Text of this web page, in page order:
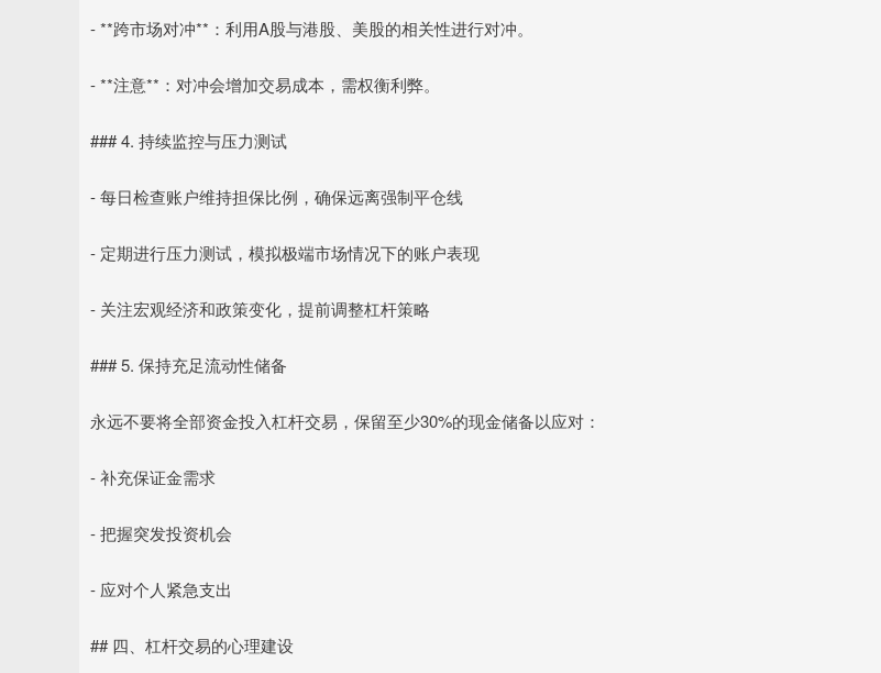
- **跨市场对冲**：利用A股与港股、美股的相关性进行对冲。
- **注意**：对冲会增加交易成本，需权衡利弊。
### 4. 持续监控与压力测试
- 每日检查账户维持担保比例，确保远离强制平仓线
- 定期进行压力测试，模拟极端市场情况下的账户表现
- 关注宏观经济和政策变化，提前调整杠杆策略
### 5. 保持充足流动性储备
永远不要将全部资金投入杠杆交易，保留至少30%的现金储备以应对：
- 补充保证金需求
- 把握突发投资机会
- 应对个人紧急支出
## 四、杠杆交易的心理建设